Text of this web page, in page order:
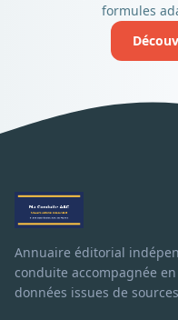
formules
Annuaire éditorial
conduite accompagnée
données issues de